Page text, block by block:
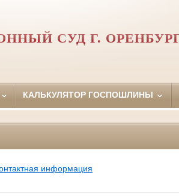
СУД Г.
КАЛЬКУЛЯТОР ГОСПОШЛИНЫ
информация